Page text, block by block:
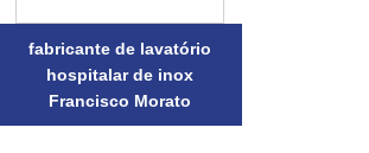
fabricante de lavatório
hospitalar de inox
Francisco Morato